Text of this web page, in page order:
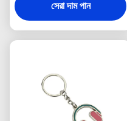
সেরা দাম পান